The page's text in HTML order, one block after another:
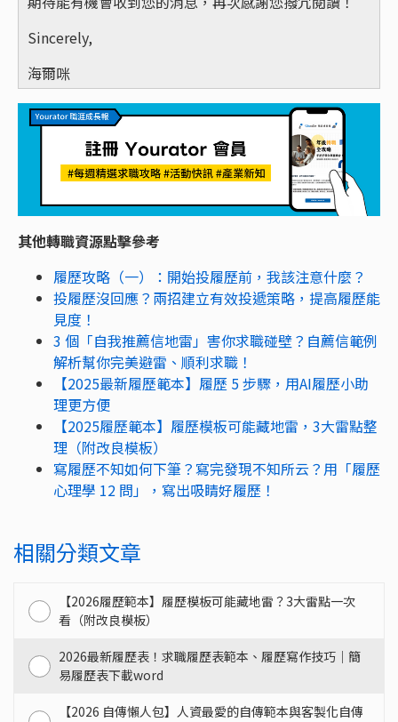
Sincerely,
海爾咪
其他轉職資源點擊參考
履歷攻略（一）：開始投履歷前，我該注意什麼？
投履歷沒回應？兩招建立有效投遞策略，提高履歷能
見度！
3 個「自我推薦信地雷」害你求職碰壁？自薦信範例
解析幫你完美避雷、順利求職！
【2025最新履歷範本】履歷 5 步驟，用AI履歷小助
理更方便
【2025履歷範本】履歷模板可能藏地雷，3大雷點整
理（附改良模板）
寫履歷不知如何下筆？寫完發現不知所云？用「履歷
心理學 12 問」，寫出吸睛好履歷！
相關分類文章
【2026履歷範本】履歷模板可能藏地雷？3大雷點一次
看（附改良模板）
2026最新履歷表！求職履歷表範本、履歷寫作技巧｜簡
易履歷表下載word
【2026 自傳懶人包】人資最愛的自傳範本與客製化自傳